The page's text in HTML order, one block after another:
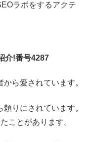
ラボをするアクテ
介!番号4287
ら愛されています。
りにされています。
ことがあります。